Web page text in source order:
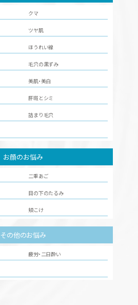
クマ
ツヤ肌
ほうれい線
毛穴の黒ずみ
美肌・美白
肝斑とシミ
詰まり毛穴
お顔のお悩み
二重あご
目の下のたるみ
頬こけ
その他のお悩み
疲労・二日酔い